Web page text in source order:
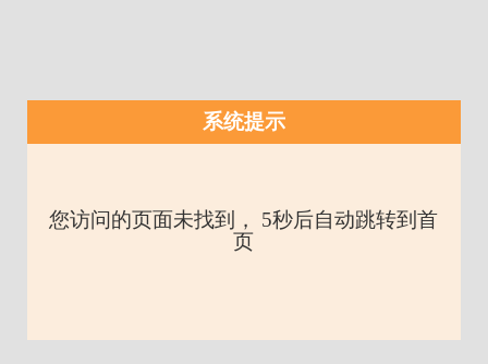
系统提示
您访问的页面未找到， 5秒后自动跳转到首
页